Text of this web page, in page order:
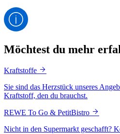
Möchtest du mehr
Kraftstoffe
Sie sind das Herzstück unseres
Kraftstoff, den du brauchst.
REWE To Go & PetitBistro
Nicht in den Supermarkt geschafft?